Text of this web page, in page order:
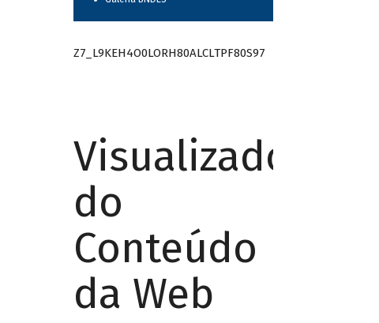
Z7_L9KEH4O0LORH80ALCLTPF80S97
Visualizador
do
Conteúdo
da Web